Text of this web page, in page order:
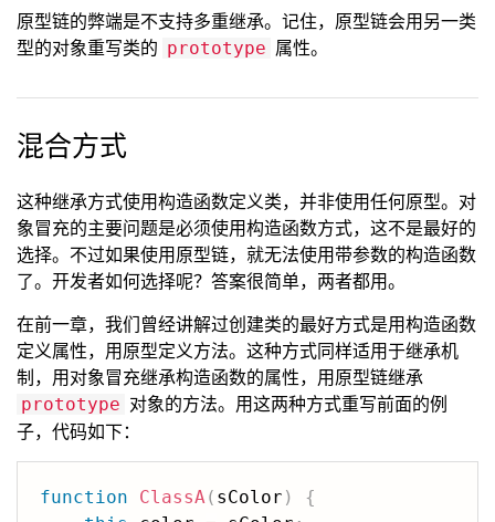
原型链的弊端是不支持多重继承。记住，原型链会用另一类
型的对象重写类的 prototype 属性。
混合方式
这种继承方式使用构造函数定义类，并非使用任何原型。对
象冒充的主要问题是必须使用构造函数方式，这不是最好的
选择。不过如果使用原型链，就无法使用带参数的构造函数
了。开发者如何选择呢？答案很简单，两者都用。
在前一章，我们曾经讲解过创建类的最好方式是用构造函数
定义属性，用原型定义方法。这种方式同样适用于继承机
制，用对象冒充继承构造函数的属性，用原型链继承
prototype 对象的方法。用这两种方式重写前面的例
子，代码如下：
function ClassA( sColor )
{